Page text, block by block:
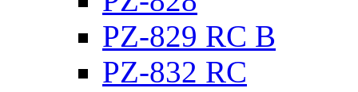
PZ-829 RC B
PZ-832 RC